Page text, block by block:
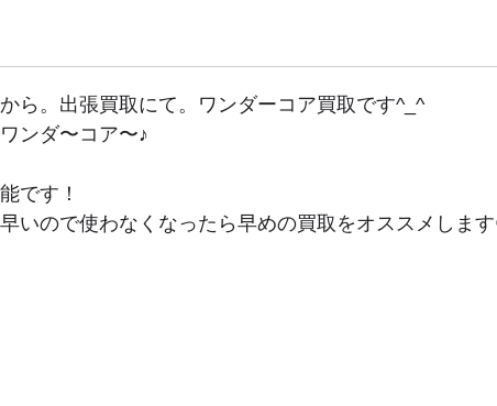
ら。出張買取にて。ワンダーコア買取です^_^
ンダ〜コア〜♪
です！
いので使わなくなったら早めの買取をオススメしま